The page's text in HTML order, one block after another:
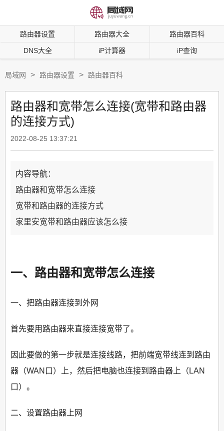
路由器设置 路由器大全 路由器百科
DNS大全 iP计算器 iP查询
局域网 > 路由器设置 > 路由器百科
路由器和宽带怎么连接(宽带和路由器
的连接方式)
2022-08-25 13:37:21
内容导航：
路由器和宽带怎么连接
宽带和路由器的连接方式
家里安宽带和路由器应该怎么接
一、路由器和宽带怎么连接
一、把路由器连接到外网
首先要用路由器来直接连接宽带了。
因此要做的第一步就是连接线路，把前端宽带线连到路由
器（WAN口）上，然后把电脑也连接到路由器上（LAN
口）。
二、设置路由器上网